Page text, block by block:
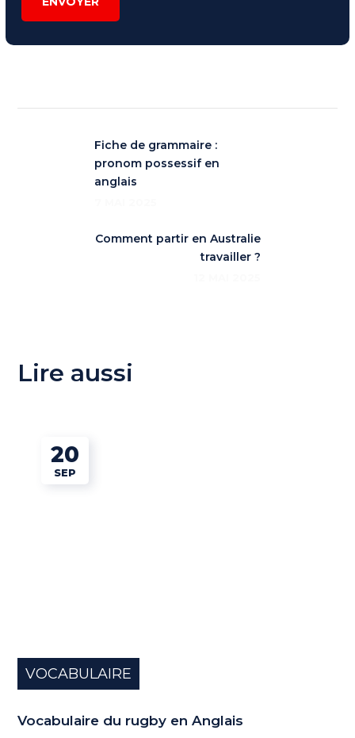
Fiche de grammaire :
pronom possessif en
anglais
Comment partir en Australie
travailler ?
Lire aussi
20
SEP
VOCABULAIRE
Vocabulaire du rugby en Anglais